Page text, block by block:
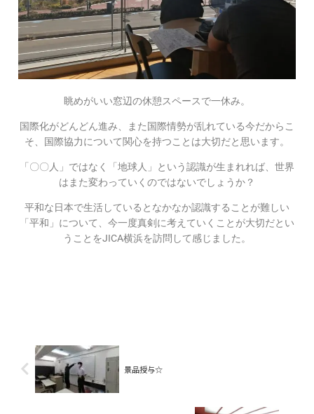
眺めがいい窓辺の休憩スペースで一休み。
国際化がどんどん進み、また国際情勢が乱れている今だからこ
そ、国際協力について関心を持つことは大切だと思います。
「〇〇人」ではなく「地球人」という認識が生まれれば、世界
はまた変わっていくのではないでしょうか？
平和な日本で生活しているとなかなか認識することが難しい
「平和」について、今一度真剣に考えていくことが大切だとい
うことをJICA横浜を訪問して感じました。
景品授与☆